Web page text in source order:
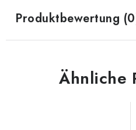
Produktbewertung
Ähnliche